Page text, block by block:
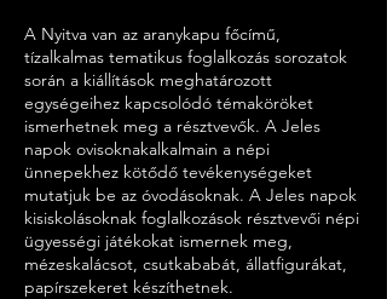
A Nyitva van az aranykapu főcímű,
tízalkalmas tematikus foglalkozás sorozatok
során a kiállítások meghatározott
egységeihez kapcsolódó témaköröket
ismerhetnek meg a résztvevők. A Jeles
napok ovisoknakalkalmain a népi
ünnepekhez kötődő tevékenységeket
mutatjuk be az óvodásoknak. A Jeles napok
kisiskolásoknak foglalkozások résztvevői népi
ügyességi játékokat ismernek meg,
mézeskalácsot, csutkababát, állatfigurákat,
papírszekeret készíthetnek.